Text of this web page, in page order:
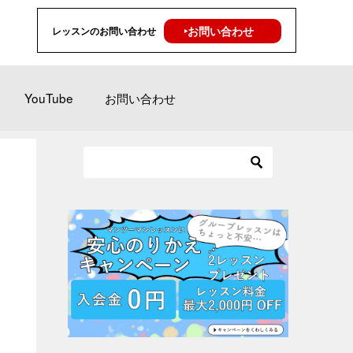
レッスンのお問い合わせ ‣お問い合わせ
YouTube お問い合わせ